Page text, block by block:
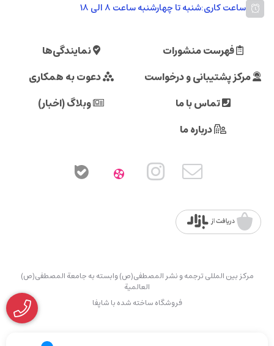
ساعت کاری:شنبه تا چهارشنبه ساعت ۸ الی ۱۸
فهرست منشورات
نمایندگی‌ها
مرکز پشتیبانی و درخواست
دعوت به همکاری
تماس با ما
وبلاگ (اخبار)
درباره ما
مرکز بین المللی ترجمه و نشر المصطفی(ص) وابسته به جامعة المصطفی(ص)
العالمیة
فروشگاه ساخته شده با شاپفا